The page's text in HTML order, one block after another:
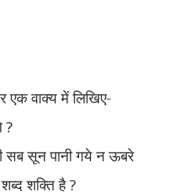
एक वाक्य में लिखिए-
?
सब सून पानी गये न ऊबरे
शक्ति है?